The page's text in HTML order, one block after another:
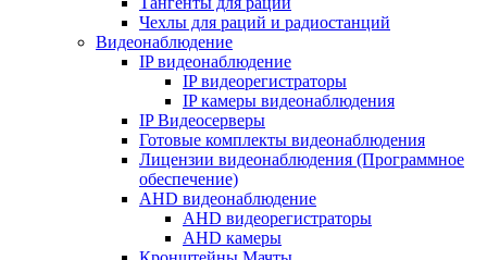
Чехлы для раций и радиостанций
Видеонаблюдение
IP видеонаблюдение
IP видеорегистраторы
IP камеры видеонаблюдения
IP Видеосерверы
Готовые комплекты видеонаблюдения
Лицензии видеонаблюдения (Программное
обеспечение)
AHD видеонаблюдение
AHD видеорегистраторы
AHD камеры